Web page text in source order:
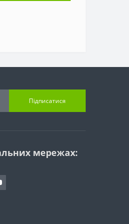
Підписатися
мережах: